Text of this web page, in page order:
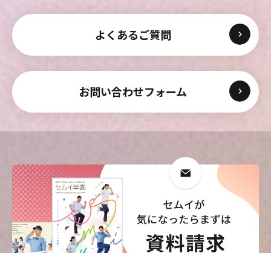
よくあるご質問
お問い合わせフォーム
東海医療科学
専門学校
東海歯科医療
CLOSE
東海医療科学
専門学校
東海歯科医療
CLOSE
東海医療科学
専門学校
東海歯科医療
CLOSE
東海医療科学
専門学校
東海歯科医療
CLOSE